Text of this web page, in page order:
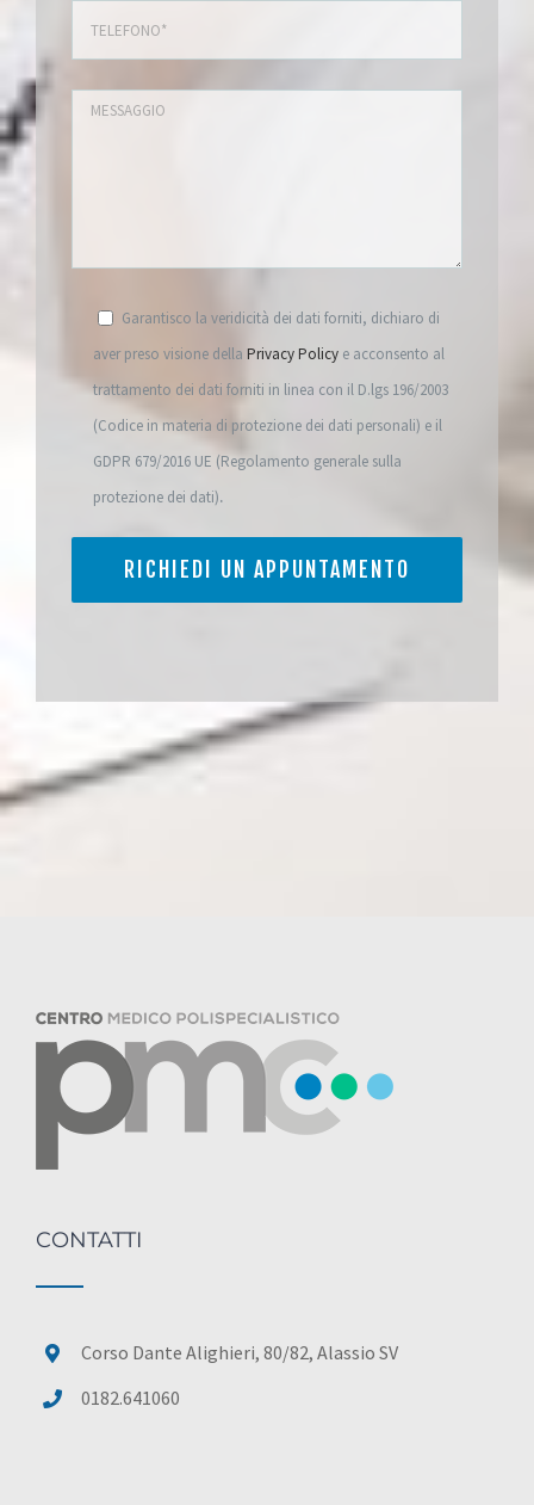
Garantisco la veridicità dei dati forniti, dichiaro di
aver preso visione della Privacy Policy e acconsento al
trattamento dei dati forniti in linea con il D.lgs 196/2003
(Codice in materia di protezione dei dati personali) e il
GDPR 679/2016 UE (Regolamento generale sulla
protezione dei dati).
CONTATTI
Corso Dante Alighieri, 80/82, Alassio SV
0182.641060